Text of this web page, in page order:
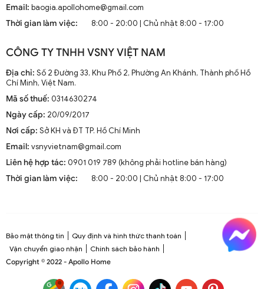
Email: baogia.apollohome@gmail.com
Thời gian làm việc:
8:00 - 20:00 | Chủ nhật 8:00 - 17:00
CÔNG TY TNHH VSNY VIỆT NAM
Địa chỉ: Số 2 Đường 33, Khu Phố 2, Phường An Khánh, Thành phố Hồ
Chí Minh, Việt Nam.
Mã số thuế: 0314630274
Ngày cấp: 20/09/2017
Nơi cấp: Sở KH và ĐT TP. Hồ Chí Minh
Email: vsnyvietnam@gmail.com
Liên hệ hợp tác: 0901 019 789 (không phải hotline bán hàng)
Thời gian làm việc:
8:00 - 20:00 | Chủ nhật 8:00 - 17:00
Bảo mật thông tin
Quy định và hình thức thanh toán
Vận chuyển giao nhận
Chính sách bảo hành
Copyright © 2022 - Apollo Home